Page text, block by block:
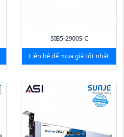
SIB5-2900S-C
Liên hệ để mua giá tốt nhất